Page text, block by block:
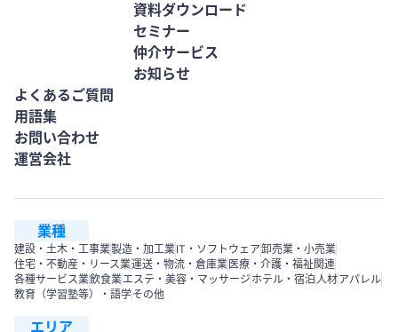
資料ダウンロード
セミナー
仲介サービス
お知らせ
よくあるご質問
用語集
お問い合わせ
運営会社
業種
建設・土木・工事業製造・加工業IT・ソフトウェア卸売業・小売業
住宅・不動産・リース業運送・物流・倉庫業 医療・介護・福祉関連
各種サービス業飲食業エステ・美容・マッサージ ホテル・宿泊人材アパレル
教育（学習塾等）・語学その他
エリア